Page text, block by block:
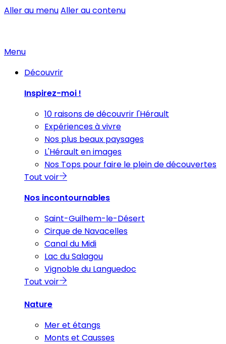
Aller au menuAller au contenu
Menu
Découvrir
Inspirez-moi !
10 raisons de découvrir l'Hérault
Expériences à vivre
Nos plus beaux paysages
L'Hérault en images
Nos Tops pour faire le plein de découvertes
Tout voir
Nos incontournables
Saint-Guilhem-le-Désert
Cirque de Navacelles
Canal du Midi
Lac du Salagou
Vignoble du Languedoc
Tout voir
Nature
Mer et étangs
Monts et Causses